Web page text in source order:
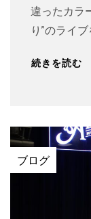
違ったカラ
り”のライ
続きを読む
ブログ